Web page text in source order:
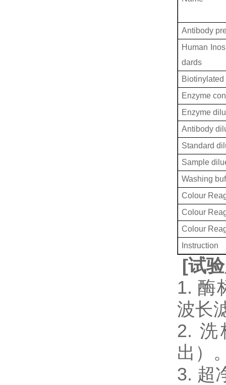
Antibody
Human
dards
Enzyme
Enzyme
Antibody
Standard
Sample
Washing
Colour
Colour
Colour
Instruction
[试
1. 酶
波长
2. 洗
出）
3. 超